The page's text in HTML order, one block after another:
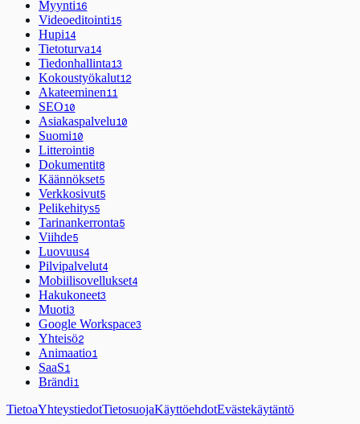
Myynti16
Videoeditointi15
Hupi14
Tietoturva14
Tiedonhallinta13
Kokoustyökalut12
Akateeminen11
SEO10
Asiakaspalvelu10
Suomi10
Litterointi8
Dokumentit8
Käännökset5
Verkkosivut5
Pelikehitys5
Tarinankerronta5
Viihde5
Luovuus4
Pilvipalvelut4
Mobiilisovellukset4
Hakukoneet3
Muoti3
Google Workspace3
Yhteisö2
Animaatio1
SaaS1
Brändi1
TietoaYhteystiedotTietosuojaKäyttöehdotEvästekäytäntö